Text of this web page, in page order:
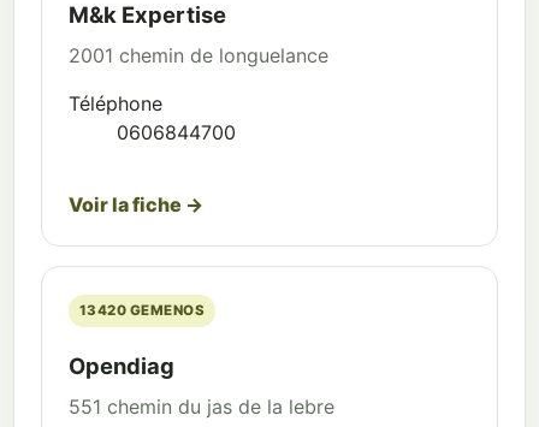
M&k Expertise
2001 chemin de longuelance
Téléphone
0606844700
Voir la fiche →
13420 GEMENOS
Opendiag
551 chemin du jas de la lebre